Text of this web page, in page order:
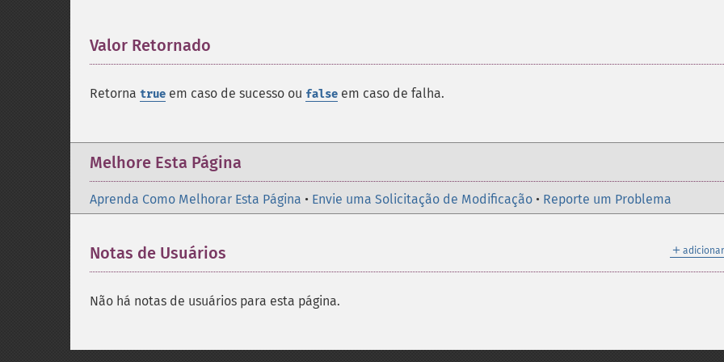
Valor Retornado
Retorna true em caso de sucesso ou false em caso de falha.
Melhore Esta Página
Aprenda Como Melhorar Esta Página • Envie uma Solicitação de Modificação • Reporte um Problema
＋
Notas de Usuários
Não há notas de usuários para esta página.